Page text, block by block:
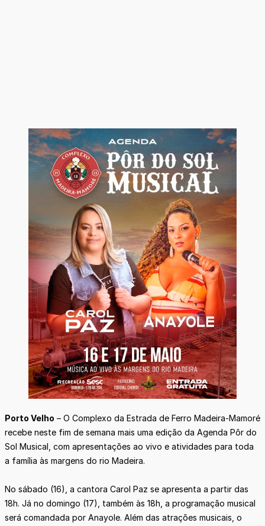
Porto Velho – O Complexo da Estrada de Ferro Madeira-Mamoré
recebe neste fim de semana mais uma edição da Agenda Pôr do
Sol Musical, com apresentações ao vivo e atividades para toda
a família às margens do rio Madeira.
No sábado (16), a cantora Carol Paz se apresenta a partir das
18h. Já no domingo (17), também às 18h, a programação musical
será comandada por Anayole. Além das atrações musicais, o